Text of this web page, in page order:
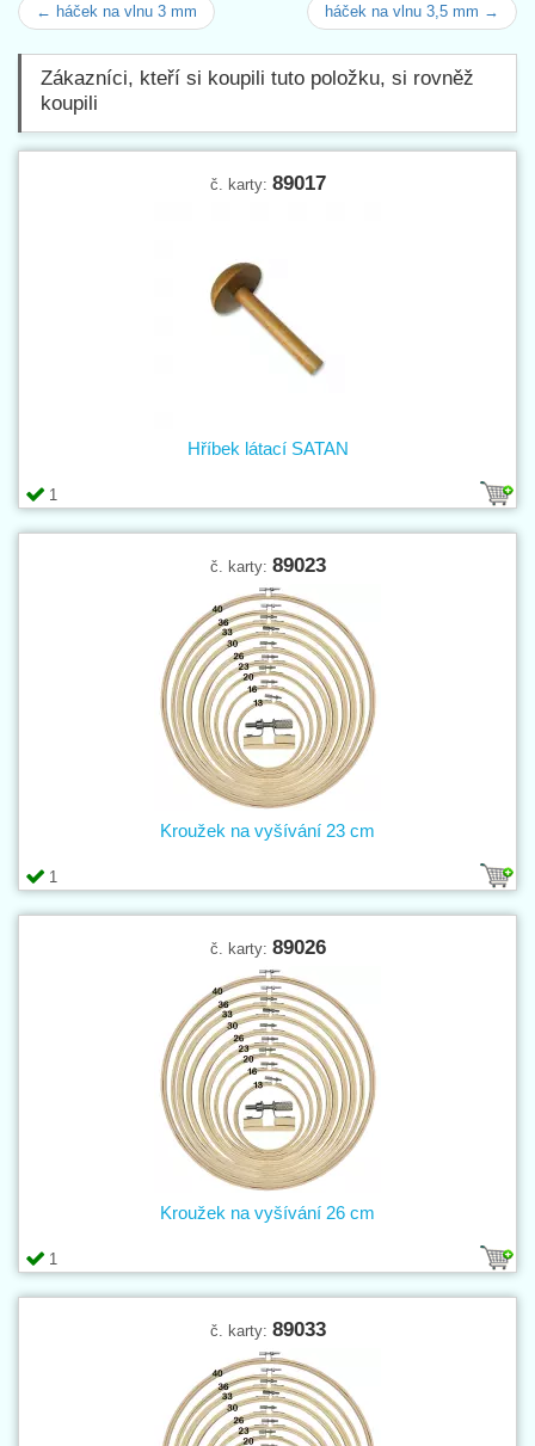
← háček na vlnu 3 mm háček na vlnu 3,5 mm →
Zákazníci, kteří si koupili tuto položku, si rovněž
koupili
č. karty: 89017
1
Hříbek látací SATAN
č. karty: 89023
1
Kroužek na vyšívání 23 cm
č. karty: 89026
1
Kroužek na vyšívání 26 cm
č. karty: 89033